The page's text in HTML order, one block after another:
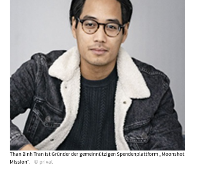
Than Binh Tran ist Gründer der gemeinnützigen Spendenplattform „Moonshot
Mission“.
privat